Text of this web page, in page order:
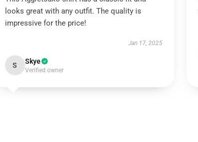
looks great with any outfit. The quality is
impressive for the price!
Jan 17, 2025
S Skye
Verified owner